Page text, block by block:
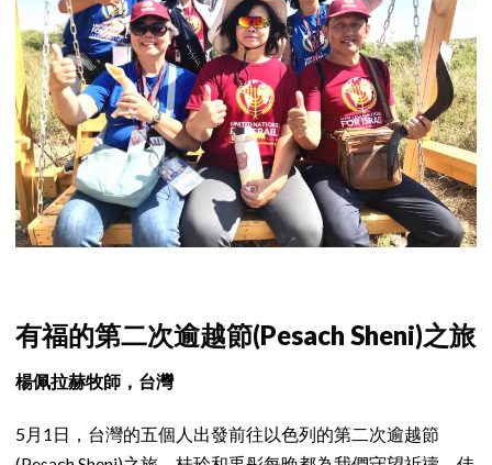
有福的第二次逾越節(Pesach Sheni)之旅
楊佩拉赫牧師，台灣
5月1日，台灣的五個人出發前往以色列的第二次逾越節